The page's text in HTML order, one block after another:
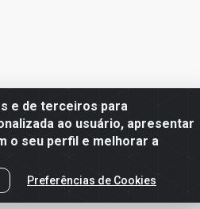
e de terceiros para
ao usuário, apresentar
o seu perfil e melhorar a
Preferências de Cookies
- R. Hortência Helena Amorim